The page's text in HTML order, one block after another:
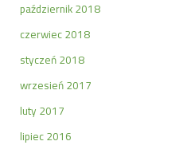
październik 2018
czerwiec 2018
styczeń 2018
wrzesień 2017
luty 2017
lipiec 2016